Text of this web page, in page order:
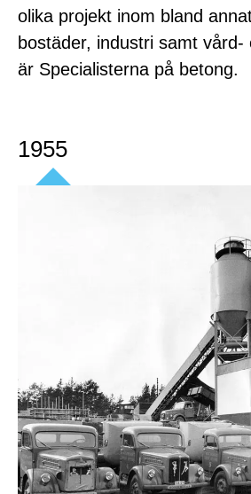
olika projekt inom bland
bostäder, industri samt
är Specialisterna på betong.
1955